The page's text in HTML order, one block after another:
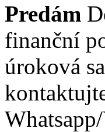
Predám
finanční
úroková